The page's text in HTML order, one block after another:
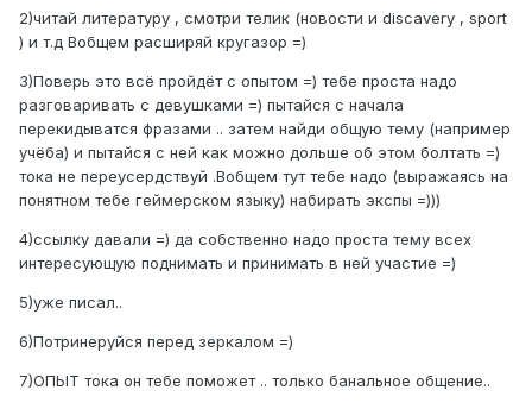
2)читай литературу , смотри телик (новости и discavery , sport
) и т.д Вобщем расширяй кругазор =)
3)Поверь это всё пройдёт с опытом =) тебе проста надо
разговаривать с девушками =) пытайся с начала
перекидыватся фразами .. затем найди общую тему (например
учёба) и пытайся с ней как можно дольше об этом болтать =)
тока не переусердствуй .Вобщем тут тебе надо (выражаясь на
понятном тебе геймерском языку) набирать экспы =)))
4)ссылку давали =) да собственно надо проста тему всех
интересующую поднимать и принимать в ней участие =)
5)уже писал..
6)Потринеруйся перед зеркалом =)
7)ОПЫТ тока он тебе поможет .. только банальное общение..